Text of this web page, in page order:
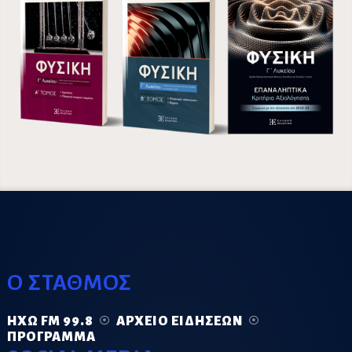
Ο ΣΤΑΘΜΟΣ
ΗΧΏ FM 99.8
ΑΡΧΕΊΟ ΕΙΔΉΣΕΩΝ
ΠΡΌΓΡΑΜΜΑ